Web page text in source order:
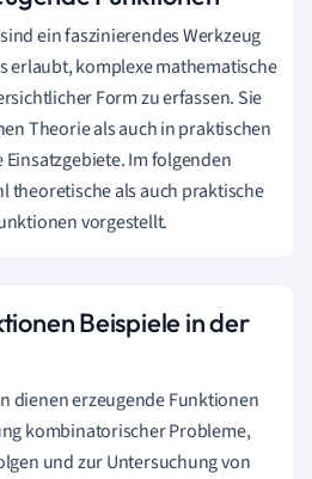
ein faszinierendes Werkzeug
erlaubt, komplexe mathematische
Form zu erfassen. Sie
Theorie als auch in praktischen
Im folgenden
theoretische als auch praktische
vorgestellt.
Beispiele in der
dienen erzeugende Funktionen
kombinatorischer Probleme,
und zur Untersuchung von